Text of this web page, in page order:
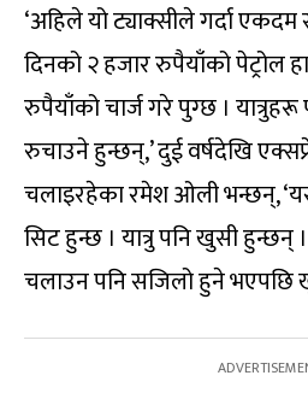
‘अहिले यो ट्याक्सीले गर्दा
दिनको २ हजार रुपैयाँको पेट्रोल
रुपैयाँको चार्ज गरे पुग्छ । यात्रुहरू
रुचाउने हुन्छन्,’ दुई वर्षदेखि
चलाइरहेका रमेश ओली भन्छन्,
सिट हुन्छ । यात्रु पनि खुसी
चलाउन पनि सजिलो हुने भएपछि